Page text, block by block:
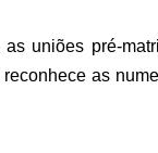
uniões pré-
as